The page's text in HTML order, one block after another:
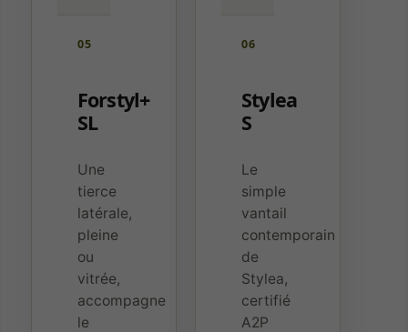
05
Forstyl+
SL
Une
tierce
latérale,
pleine
ou
vitrée,
accompagne
le
06
Stylea
S
Le
simple
vantail
contemporain
de
Stylea,
certifié
A2P